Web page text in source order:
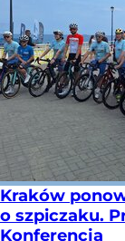
Kraków
o szpiczaku.
Konferencja